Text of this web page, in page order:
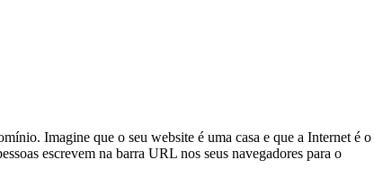
Imagine que o seu website é uma casa e que a Internet é o
escrevem na barra URL nos seus navegadores para o